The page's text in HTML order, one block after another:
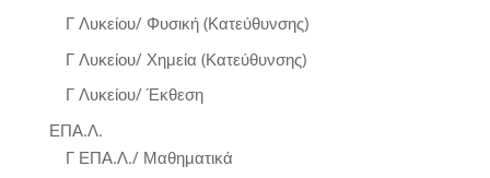
Γ Λυκείου/ Φυσική (Κατεύθυνσης)
Γ Λυκείου/ Χημεία (Κατεύθυνσης)
Γ Λυκείου/ Έκθεση
ΕΠΑ.Λ.
Γ ΕΠΑ.Λ./ Μαθηματικά